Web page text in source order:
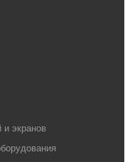
экранов